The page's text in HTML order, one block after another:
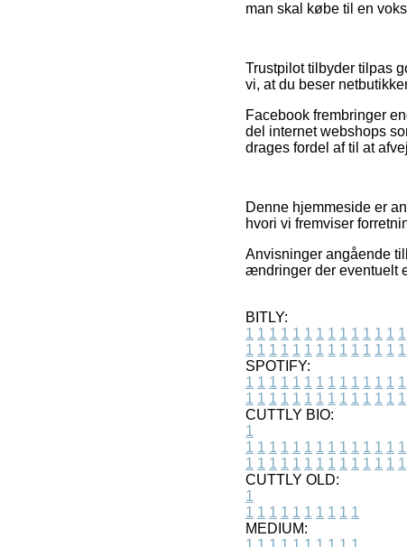
man skal købe til en
Trustpilot tilbyder tilpas
vi, at du beser
Facebook frembringer
del internet webshops
drages fordel af til at
Denne hjemmeside er
hvori vi fremviser
Anvisninger angående
ændringer der eventuelt
BITLY:
1 1 1 1 1 1 1 1 1 1 1 1 1 1
1 1 1 1 1 1 1 1 1 1 1 1 1 1
SPOTIFY:
1 1 1 1 1 1 1 1 1 1 1 1 1 1
1 1 1 1 1 1 1 1 1 1 1 1 1 1
CUTTLY BIO:
1
1 1 1 1 1 1 1 1 1 1 1 1 1 1
1 1 1 1 1 1 1 1 1 1 1 1 1 1
CUTTLY OLD:
1
1 1 1 1 1 1 1 1 1 1
MEDIUM: